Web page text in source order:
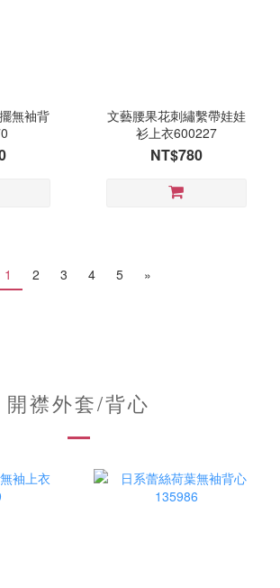
無袖背
文藝腰果花刺繡繫帶娃娃
衫上衣600227
NT$780
1 2 3 4 5 »
開襟外套/背心